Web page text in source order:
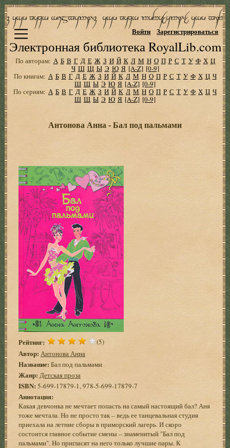
Электронная библиотека RoyalLib.com
Войти Зарегистрироваться
По авторам: А Б В Г Д Е Ж З И Й К Л М Н О П Р С Т У Ф Х Ц
Ч Ш Щ Ы Э Ю Я [A-Z] [0-9]
По книгам: А Б В Г Д Е Ж З И Й К Л М Н О П Р С Т У Ф Х Ц Ч
Ш Щ Ы Э Ю Я [A-Z] [0-9]
По сериям: А Б В Г Д Е Ж З И Й К Л М Н О П Р С Т У Ф Х Ц Ч
Ш Щ Ы Э Ю Я [A-Z] [0-9]
Антонова Анна - Бал под пальмами
Рейтинг: (5)
Автор: Антонова Анна
Название: Бал под пальмами
Жанр: Детская проза
ISBN: 5-699-17879-1, 978-5-699-17879-7
Аннотация:
Какая девчонка не мечтает попасть на самый настоящий бал? Аня
тоже мечтала. Но не просто так – ведь ее танцевальная студия
приехала на летние сборы в приморский лагерь. И скоро
состоится главное событие смены – знаменитый "Бал под
пальмами". Но пригласят на него только лучшие пары. К